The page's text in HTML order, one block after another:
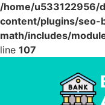
/home/u533122956/
content/plugins/seo-
math/includes/
line 107